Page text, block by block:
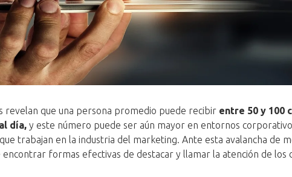
revelan que una persona promedio puede recibir entre 50 y 100
día, y este número puede ser aún mayor en entornos
trabajan en la industria del marketing. Ante esta avalancha de
formas efectivas de destacar y llamar la atención de los